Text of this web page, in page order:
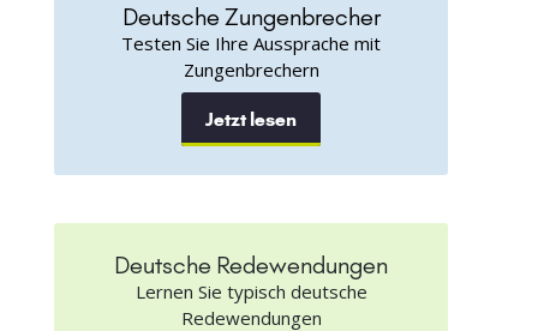
Deutsche Zungenbrecher
Testen Sie Ihre Aussprache mit
Zungenbrechern
Jetzt lesen
Deutsche Redewendungen
Lernen Sie typisch deutsche
Redewendungen